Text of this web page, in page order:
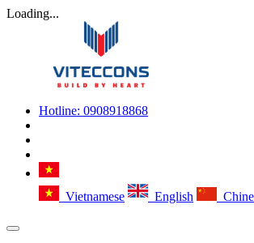
Loading...
Hotline: 0908918868
Vietnamese English